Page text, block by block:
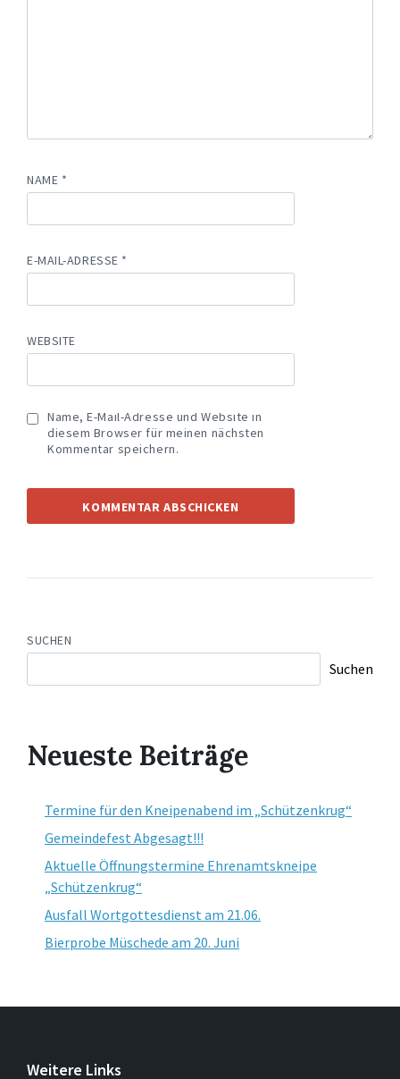
NAME *
E-MAIL-ADRESSE *
WEBSITE
Name, E-Mail-Adresse und Website in
diesem Browser für meinen nächsten
Kommentar speichern.
SUCHEN
Suchen
Neueste Beiträge
Termine für den Kneipenabend im „Schützenkrug“
Gemeindefest Abgesagt!!!
Aktuelle Öffnungstermine Ehrenamtskneipe
„Schützenkrug“
Ausfall Wortgottesdienst am 21.06.
Bierprobe Müschede am 20. Juni
Weitere Links